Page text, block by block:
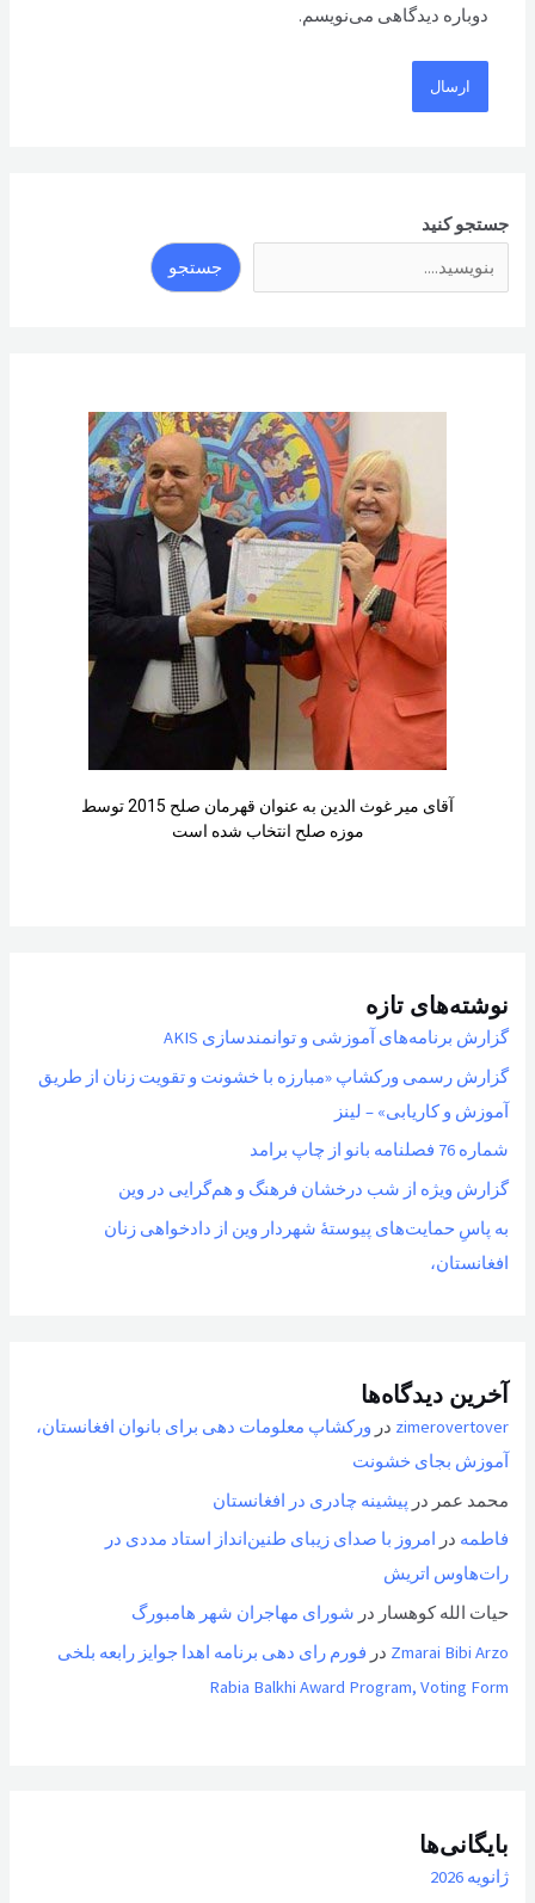
دوباره دیدگاهی می‌نویسم.
جستجو کنید
جستجو
آقای میر غوث الدین به عنوان قهرمان صلح 2015 توسط
موزه صلح انتخاب شده است
نوشته‌های تازه
گزارش برنامه‌های آموزشی و توانمندسازی AKIS
گزارش رسمی ورکشاپ «مبارزه با خشونت و تقویت زنان از طریق
آموزش و کاریابی» – لینز
شماره 76 فصلنامه بانو از چاپ برامد
گزارش ویژه از شب درخشان فرهنگ و هم‌گرایی در وین
به پاسِ حمایت‌های پیوستهٔ شهردار وین از دادخواهی زنان
افغانستان،
آخرین دیدگاه‌ها
zimerovertover در ورکشاپ معلومات دهی برای بانوان افغانستان،
آموزش بجای خشونت
محمد عمر در پیشینه چادری در افغانستان
فاطمه در امروز با صدای زیبای طنین‌انداز استاد مددی در
رات‌هاوس اتریش
حیات الله کوهسار در شورای مهاجران شهر هامبورگ
Zmarai Bibi Arzo در فورم رای دهی برنامه اهدا جوایز رابعه بلخی
Rabia Balkhi Award Program, Voting Form
بایگانی‌ها
ژانویه 2026